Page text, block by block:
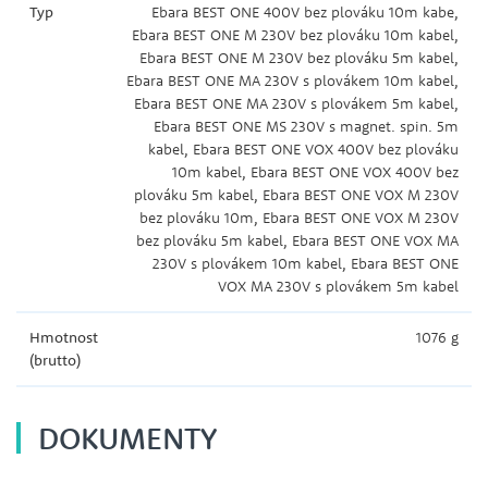
Typ
Ebara BEST ONE 400V bez plováku 10m kabe,
Ebara BEST ONE M 230V bez plováku 10m kabel,
Ebara BEST ONE M 230V bez plováku 5m kabel,
Ebara BEST ONE MA 230V s plovákem 10m kabel,
Ebara BEST ONE MA 230V s plovákem 5m kabel,
Ebara BEST ONE MS 230V s magnet. spin. 5m
kabel, Ebara BEST ONE VOX 400V bez plováku
10m kabel, Ebara BEST ONE VOX 400V bez
plováku 5m kabel, Ebara BEST ONE VOX M 230V
bez plováku 10m, Ebara BEST ONE VOX M 230V
bez plováku 5m kabel, Ebara BEST ONE VOX MA
230V s plovákem 10m kabel, Ebara BEST ONE
VOX MA 230V s plovákem 5m kabel
Hmotnost
(brutto)
1076 g
DOKUMENTY